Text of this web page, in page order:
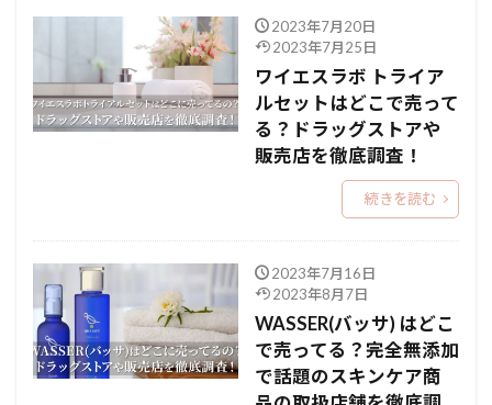
2023年7月20日
2023年7月25日
ワイエスラボ トライア
ルセットはどこで売って
る？ドラッグストアや
販売店を徹底調査！
続きを読む
2023年7月16日
2023年8月7日
WASSER(バッサ) はどこ
で売ってる？完全無添加
で話題のスキンケア商